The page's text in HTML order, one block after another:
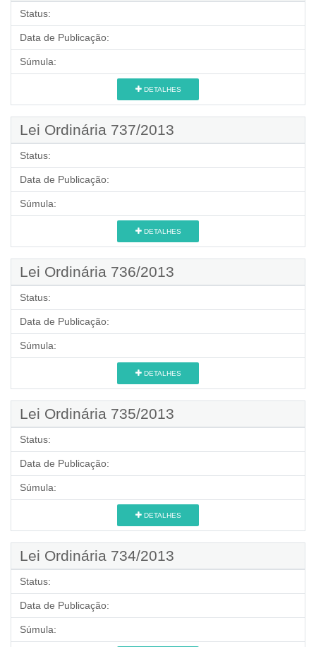
Status:
Data de Publicação:
Súmula:
DETALHES
Lei Ordinária 737/2013
Status:
Data de Publicação:
Súmula:
DETALHES
Lei Ordinária 736/2013
Status:
Data de Publicação:
Súmula:
DETALHES
Lei Ordinária 735/2013
Status:
Data de Publicação:
Súmula:
DETALHES
Lei Ordinária 734/2013
Status:
Data de Publicação:
Súmula: